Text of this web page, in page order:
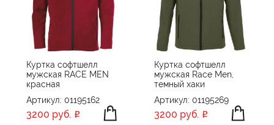
Куртка софтшелл
мужская RACE MEN
красная
Артикул: 01195162
3200 руб.
Куртка софтшелл
мужская Race Men,
темный хаки
Артикул: 01195269
3200 руб.